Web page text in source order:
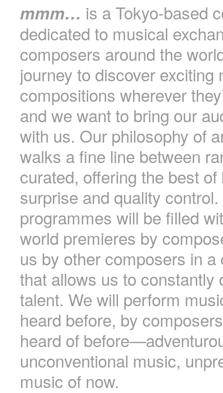
mmm… is a Tokyo-based
dedicated to musical
composers around the
journey to discover exciting
compositions wherever
and we want to bring our
with us. Our philosophy of
walks a fine line between
curated, offering the best
surprise and quality
programmes will be filled
world premieres by
us by other composers in
that allows us to constantly
talent. We will perform
heard before, by
heard of
unconventional music,
music of now.